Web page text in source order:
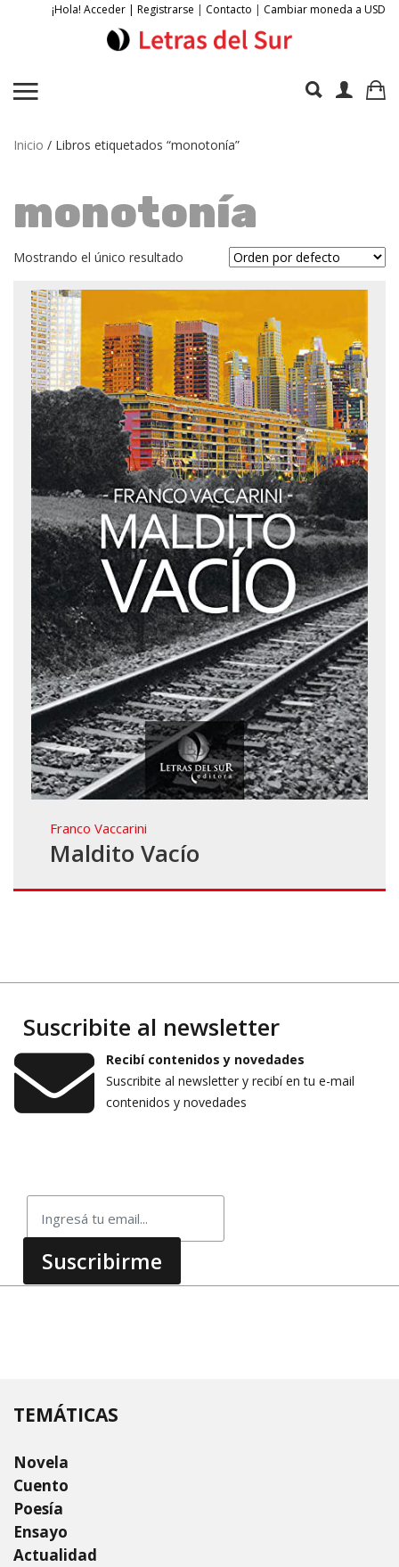
¡Hola! Acceder | Registrarse | Contacto | Cambiar moneda a USD
Inicio / Libros etiquetados “monotonía”
monotonía
Mostrando el único resultado
Franco Vaccarini
Maldito Vacío
Suscribite al newsletter
Recibí contenidos y novedades
Suscribite al newsletter y recibí en tu e-mail
contenidos y novedades
TEMÁTICAS
Novela
Cuento
Poesía
Ensayo
Actualidad